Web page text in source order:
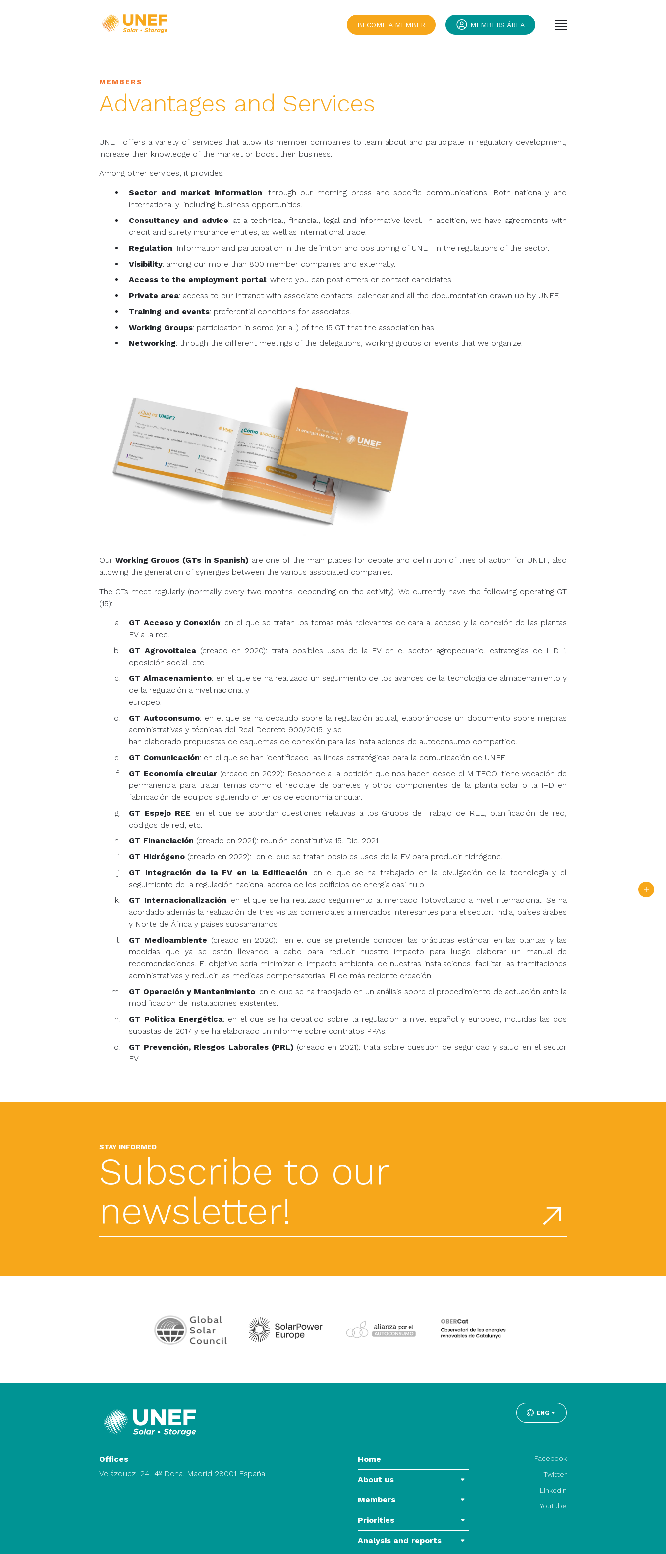
BECOME A MEMBER MEMBERS ÁREA
MEMBERS
Advantages and Services
UNEF offers a variety of services that allow its member companies to learn about and participate in regulatory development,
increase their knowledge of the market or boost their business.
Among other services, it provides:
Sector and market information: through our morning press and specific communications. Both nationally and
internationally, including business opportunities.
Consultancy and advice: at a technical, financial, legal and informative level. In addition, we have agreements with
credit and surety insurance entities, as well as international trade.
Regulation: Information and participation in the definition and positioning of UNEF in the regulations of the sector.
Visibility: among our more than 800 member companies and externally.
Access to the employment portal: where you can post offers or contact candidates.
Private area: access to our intranet with associate contacts, calendar and all the documentation drawn up by UNEF.
Training and events: preferential conditions for associates.
Working Groups: participation in some (or all) of the 15 GT that the association has.
Networking: through the different meetings of the delegations, working groups or events that we organize.
Our Working Grouos (GTs in Spanish) are one of the main places for debate and definition of lines of action for UNEF, also
allowing the generation of synergies between the various associated companies.
The GTs meet regularly (normally every two months, depending on the activity). We currently have the following operating GT
(15):
GT Acceso y Conexión: en el que se tratan los temas más relevantes de cara al acceso y la conexión de las plantas
FV a la red.
GT Agrovoltaica (creado en 2020): trata posibles usos de la FV en el sector agropecuario, estrategias de I+D+i,
oposición social, etc.
GT Almacenamiento: en el que se ha realizado un seguimiento de los avances de la tecnología de almacenamiento y
de la regulación a nivel nacional y
europeo.
GT Autoconsumo: en el que se ha debatido sobre la regulación actual, elaborándose un documento sobre mejoras
administrativas y técnicas del Real Decreto 900/2015, y se
han elaborado propuestas de esquemas de conexión para las instalaciones de autoconsumo compartido.
GT Comunicación: en el que se han identificado las líneas estratégicas para la comunicación de UNEF.
GT Economía circular (creado en 2022): Responde a la petición que nos hacen desde el MITECO, tiene vocación de
permanencia para tratar temas como el reciclaje de paneles y otros componentes de la planta solar o la I+D en
fabricación de equipos siguiendo criterios de economía circular.
GT Espejo REE: en el que se abordan cuestiones relativas a los Grupos de Trabajo de REE, planificación de red,
códigos de red, etc.
GT Financiación (creado en 2021): reunión constitutiva 15. Dic. 2021
GT Hidrógeno (creado en 2022): en el que se tratan posibles usos de la FV para producir hidrógeno.
GT Integración de la FV en la Edificación: en el que se ha trabajado en la divulgación de la tecnología y el
seguimiento de la regulación nacional acerca de los edificios de energía casi nulo.
GT Internacionalización: en el que se ha realizado seguimiento al mercado fotovoltaico a nivel internacional. Se ha
acordado además la realización de tres visitas comerciales a mercados interesantes para el sector: India, países árabes
y Norte de África y países subsaharianos.
GT Medioambiente (creado en 2020): en el que se pretende conocer las prácticas estándar en las plantas y las
medidas que ya se estén llevando a cabo para reducir nuestro impacto para luego elaborar un manual de
recomendaciones. El objetivo sería minimizar el impacto ambiental de nuestras instalaciones, facilitar las tramitaciones
administrativas y reducir las medidas compensatorias. El de más reciente creación.
GT Operación y Mantenimiento: en el que se ha trabajado en un análisis sobre el procedimiento de actuación ante la
modificación de instalaciones existentes.
GT Política Energética: en el que se ha debatido sobre la regulación a nivel español y europeo, incluidas las dos
subastas de 2017 y se ha elaborado un informe sobre contratos PPAs.
GT Prevención, Riesgos Laborales (PRL) (creado en 2021): trata sobre cuestión de seguridad y salud en el sector
FV.
STAY INFORMED
Subscribe to our
newsletter!
ENG
Offices
Velázquez, 24, 4º Dcha. Madrid 28001 España
Home
About us
Members
Priorities
Analysis and reports
Facebook
Twitter
LinkedIn
Youtube